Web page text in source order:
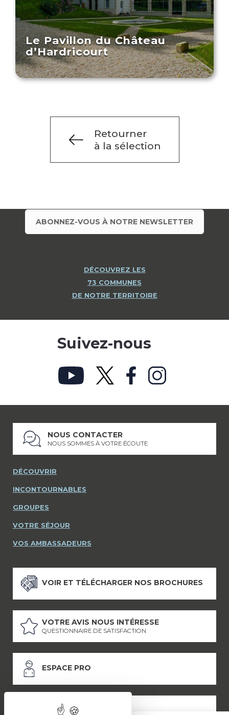
Le Pavillon du Château
d’Hardricourt
Retourner
à la sélection
ABONNEZ-VOUS À NOTRE NEWSLETTER
DÉCOUVREZ LES
73 COMMUNES
DE NOTRE TERRITOIRE
Suivez-nous
NOUS CONTACTER
NOUS SOMMES À VOTRE ÉCOUTE
DÉCOUVRIR
INCONTOURNABLES
GROUPES
VOTRE SÉJOUR
VOS AMBASSADEURS
VOIR ET TÉLÉCHARGER NOS BROCHURES
VOTRE AVIS NOUS INTÉRESSE
QUESTIONNAIRE DE SATISFACTION
ESPACE PRO
ESPACE PRESSE